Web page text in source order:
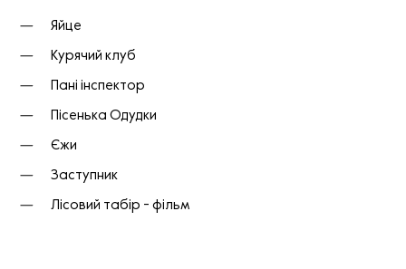
Яйце
Курячий клуб
Пані інспектор
Пісенька Одудки
Єжи
Заступник
Лісовий табір - фільм